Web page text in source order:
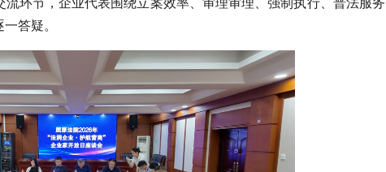
环节，企业代表围绕立案效率、审理审理、强制执行、普法服务
答疑。